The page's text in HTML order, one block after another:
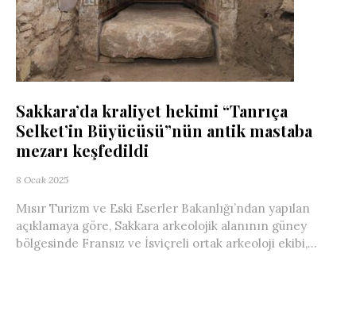
Sakkara’da kraliyet hekimi “Tanrıça
Selket’in Büyücüsü”nün antik mastaba
mezarı keşfedildi
8 Ocak 2025
Mısır Turizm ve Eski Eserler Bakanlığı’ndan yapılan
açıklamaya göre, Sakkara arkeolojik alanının güney
bölgesinde Fransız ve İsviçreli ortak arkeoloji ekibi,...